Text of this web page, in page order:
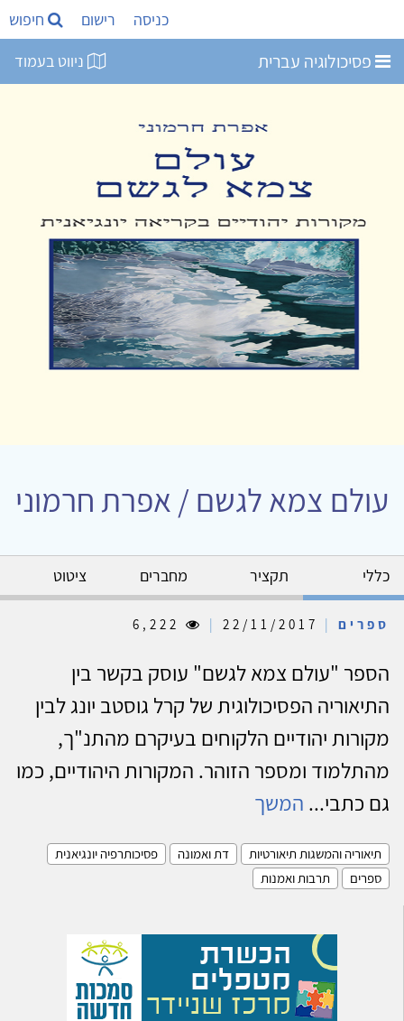
כניסה רישום חיפוש
פסיכולוגיה עברית ניווט בעמוד
עולם צמא לגשם / אפרת חרמוני
כללי תקציר מחברים ציטוט
ספרים |
|
הספר "עולם צמא לגשם" עוסק בקשר בין
התיאוריה הפסיכולוגית של קרל גוסטב יונג לבין
מקורות יהודיים הלקוחים בעיקרם מהתנ"ך,
מהתלמוד ומספר הזוהר. המקורות היהודיים, כמו
גם כתבי... המשך
תיאוריה והמשגות תיאורטיות דת ואמונה
פסיכותרפיה יונגיאנית
ספרים
תרבות ואמנות